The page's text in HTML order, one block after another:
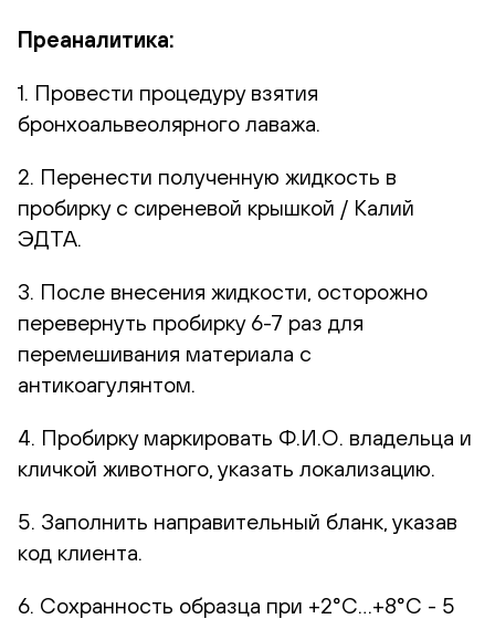
Преаналитика:
1. Провести процедуру взятия
бронхоальвеолярного лаважа.
2. Перенести полученную жидкость в
пробирку с сиреневой крышкой / Калий
ЭДТА.
3. После внесения жидкости, осторожно
перевернуть пробирку 6-7 раз для
перемешивания материала с
антикоагулянтом.
4. Пробирку маркировать Ф.И.О. владельца и
кличкой животного, указать локализацию.
5. Заполнить направительный бланк, указав
код клиента.
6. Сохранность образца при +2°С…+8°С - 5